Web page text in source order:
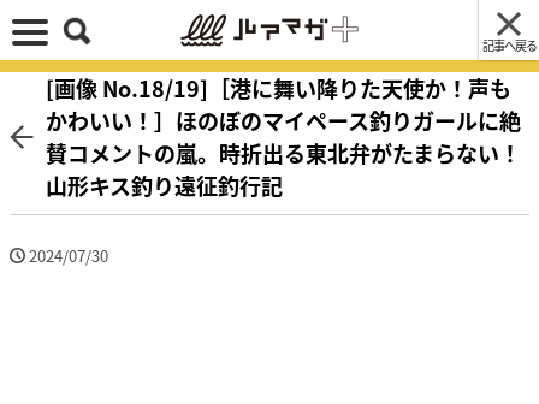
記事へ戻る
[画像 No.18/19]［港に舞い降りた天使か！声も
かわいい！］ほのぼのマイペース釣りガールに絶
賛コメントの嵐。時折出る東北弁がたまらない！
山形キス釣り遠征釣行記
2024/07/30